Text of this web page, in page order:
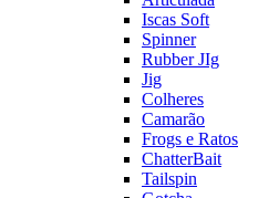
Iscas Soft
Spinner
Rubber JIg
Jig
Colheres
Camarão
Frogs e Ratos
ChatterBait
Tailspin